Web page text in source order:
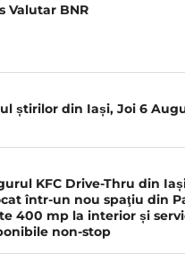
Valutar BNR
știrilor din Iași, Joi 6
KFC Drive-Thru din
într-un nou spaţiu din
400 mp la interior și
non-stop